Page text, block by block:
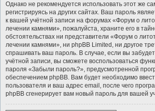
Однако не рекомендуется использовать этот же
регистрируясь на других сайтах. Ваш пароль
к вашей учётной записи на форумах «Форум о
лечении камнями», пожалуйста, храните его в
обстоятельствах ни представители «Форум о
лечении камнями», ни phpBB Limited, ни другое
спрашивать ваш пароль. В случае, если вы
учётной записи, вы сможете воспользоваться
пароля «Забыли пароль?», предусмотренной
обеспечением phpBB. Вам будет необходимо
пользователя и ваш адрес email, после чего
phpBB сгенерирует вам новый пароль для вашей